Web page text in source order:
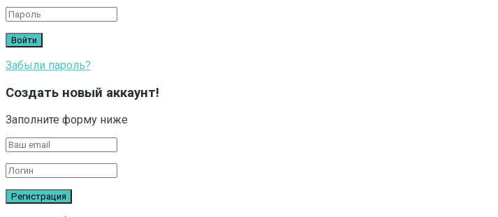
Забыли пароль?
Создать новый аккаунт!
Заполните форму ниже